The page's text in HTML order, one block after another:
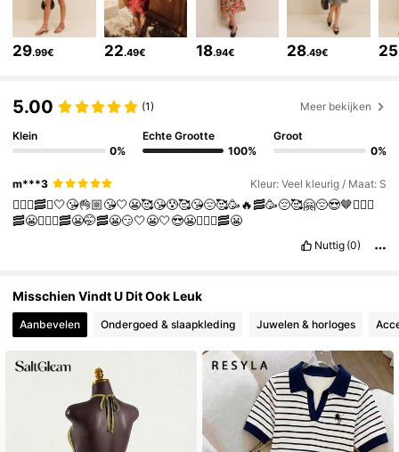
85K Volgers
85K Volgers
4.77
4.77
29.99€ 22.49€ 18.94€ 28.49€ 25
5.00 (1) Meer bekijken
Klein
0%
Echte Grootte
100%
Groot
0%
m***3 Kleur: Veel kleurig / Maat: S
🤷🏼‍♀️🥓✨🤍😘👌🏼😘🤍😬🥰😘😰🥰😘😔🥰🥳🔥🥓🥳😔🥰🤗😔😍🤎🤷🏼‍♀️
🥓😬🤷🏼‍♀️🥓😬🤭🥓😬😏🤍😬🤍😍😬🤷🏼‍♀️🥓😬
Nuttig (0)
Misschien Vindt U Dit Ook Leuk
Aanbevelen Ondergoed & slaapkleding Juwelen & horloges